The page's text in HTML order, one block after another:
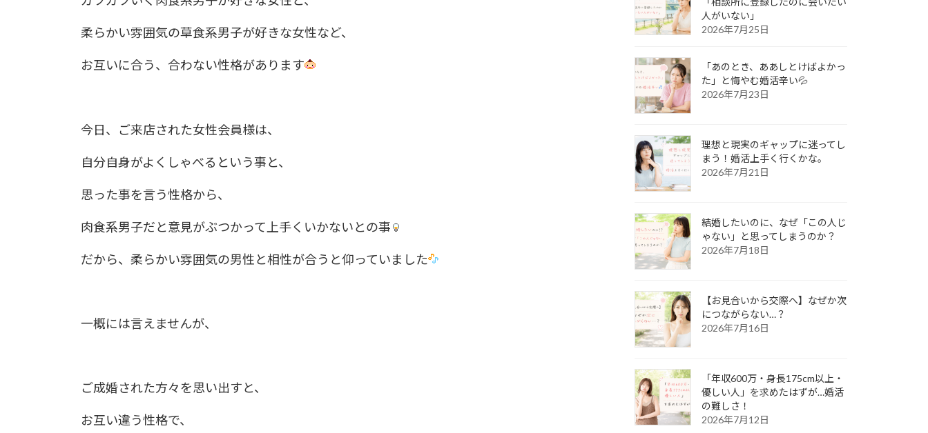
柔らかい雰囲気の草食系男子が好きな女性など、
お互いに合う、合わない性格があります
今日、ご来店された女性会員様は、
自分自身がよくしゃべるという事と、
思った事を言う性格から、
肉食系男子だと意見がぶつかって上手くいかないとの事
だから、柔らかい雰囲気の男性と相性が合うと仰っていました
一概には言えませんが、
ご成婚された方々を思い出すと、
お互い違う性格で、
人がいない」
2026年7月25日
「あのとき、ああしとけばよかっ
た」と悔やむ婚活辛い💦
2026年7月23日
理想と現実のギャップに迷ってし
まう！婚活上手く行くかな。
2026年7月21日
結婚したいのに、なぜ「この人じ
ゃない」と思ってしまうのか？
2026年7月18日
【お見合いから交際へ】なぜか次
につながらない…？
2026年7月16日
「年収600万・身長175cm以上・
優しい人」を求めたはずが…婚活
の難しさ！
2026年7月12日